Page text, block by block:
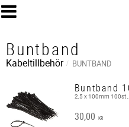
Buntband
Kabeltillbehör BUNTBAND
Buntband
2,5 x 100mm 100st
30,00 KR